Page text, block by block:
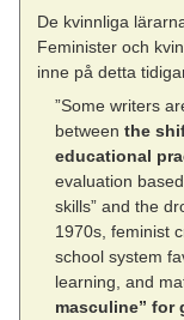
De kvinnliga
Feminister och
inne på detta
”Some writers
between the
educational
evaluation
skills” and the
1970s, feminist
school system
learning, and
masculine” for